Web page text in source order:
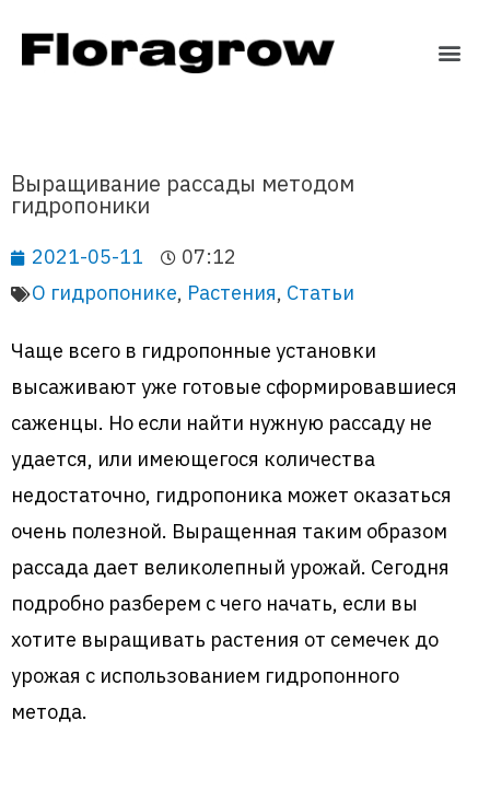
Выращивание рассады методом
гидропоники
2021-05-11
07:12
О гидропонике, Растения, Статьи
Чаще всего в гидропонные установки
высаживают уже готовые сформировавшиеся
саженцы. Но если найти нужную рассаду не
удается, или имеющегося количества
недостаточно, гидропоника может оказаться
очень полезной. Выращенная таким образом
рассада дает великолепный урожай. Сегодня
подробно разберем с чего начать, если вы
хотите выращивать растения от семечек до
урожая с использованием гидропонного
метода.